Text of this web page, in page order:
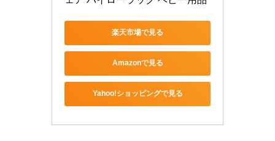
楽天市場で見る
Amazonで見る
Yahoo!ショッピングで見る